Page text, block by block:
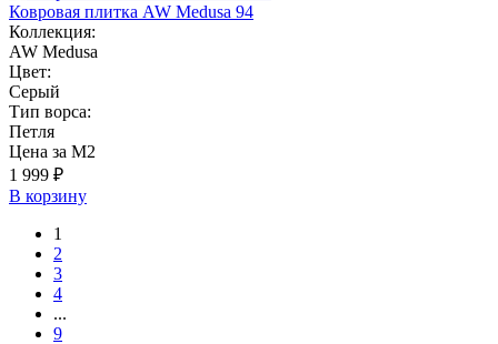
Ковровая плитка AW Medusa 94
Коллекция:
AW Medusa
Цвет:
Серый
Тип ворса:
Петля
Цена за М2
1 999 ₽
В корзину
1
2
3
4
...
9